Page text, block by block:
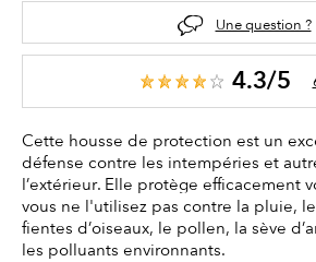
Une question ?
4.3/5
Cette housse de protection est un
défense contre les intempéries et
l’extérieur. Elle protège efficacement
vous ne l'utilisez pas contre la pluie,
fientes d’oiseaux, le pollen, la sève
les polluants environnants.